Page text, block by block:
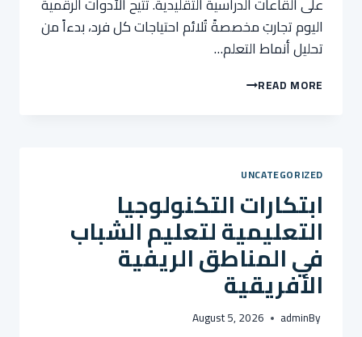
اليوم تجاربَ مخصصةً تُلائم احتياجات كل فرد، بدءاً من
تحليل أنماط التعلم…
READ MOREالذكاء
من
الواقع
UNCATEGORIZED
ابتكارات التكنولوجيا
التعليمية لتعليم الشباب
في المناطق الريفية
الأفريقية
By
admin
August 5, 2026